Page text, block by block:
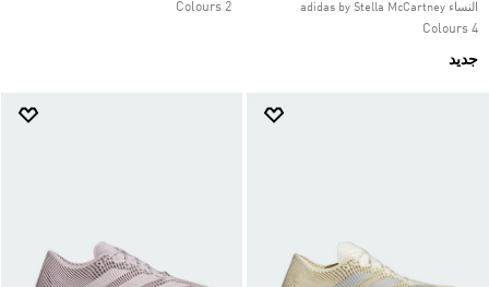
النساء adidas by Stella McCartney
4 Colours
جديد
2 Colours